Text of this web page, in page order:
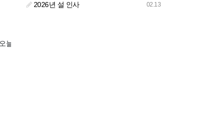
날 한국 사회에서 양극화가 더 이상
02.13
2026년 설 인사